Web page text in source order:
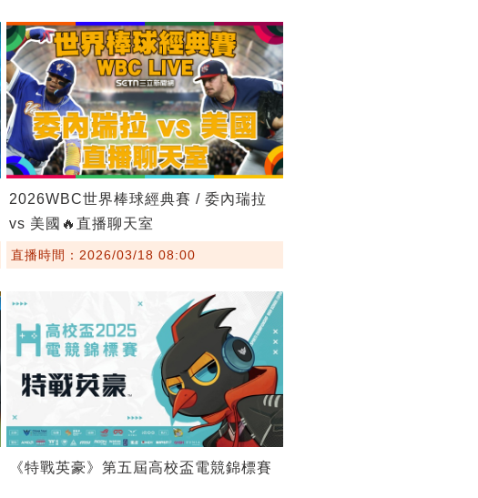
2026WBC世界棒球經典賽 / 委內瑞拉
vs 美國🔥直播聊天室
直播時間：2026/03/18 08:00
《特戰英豪》第五屆高校盃電競錦標賽